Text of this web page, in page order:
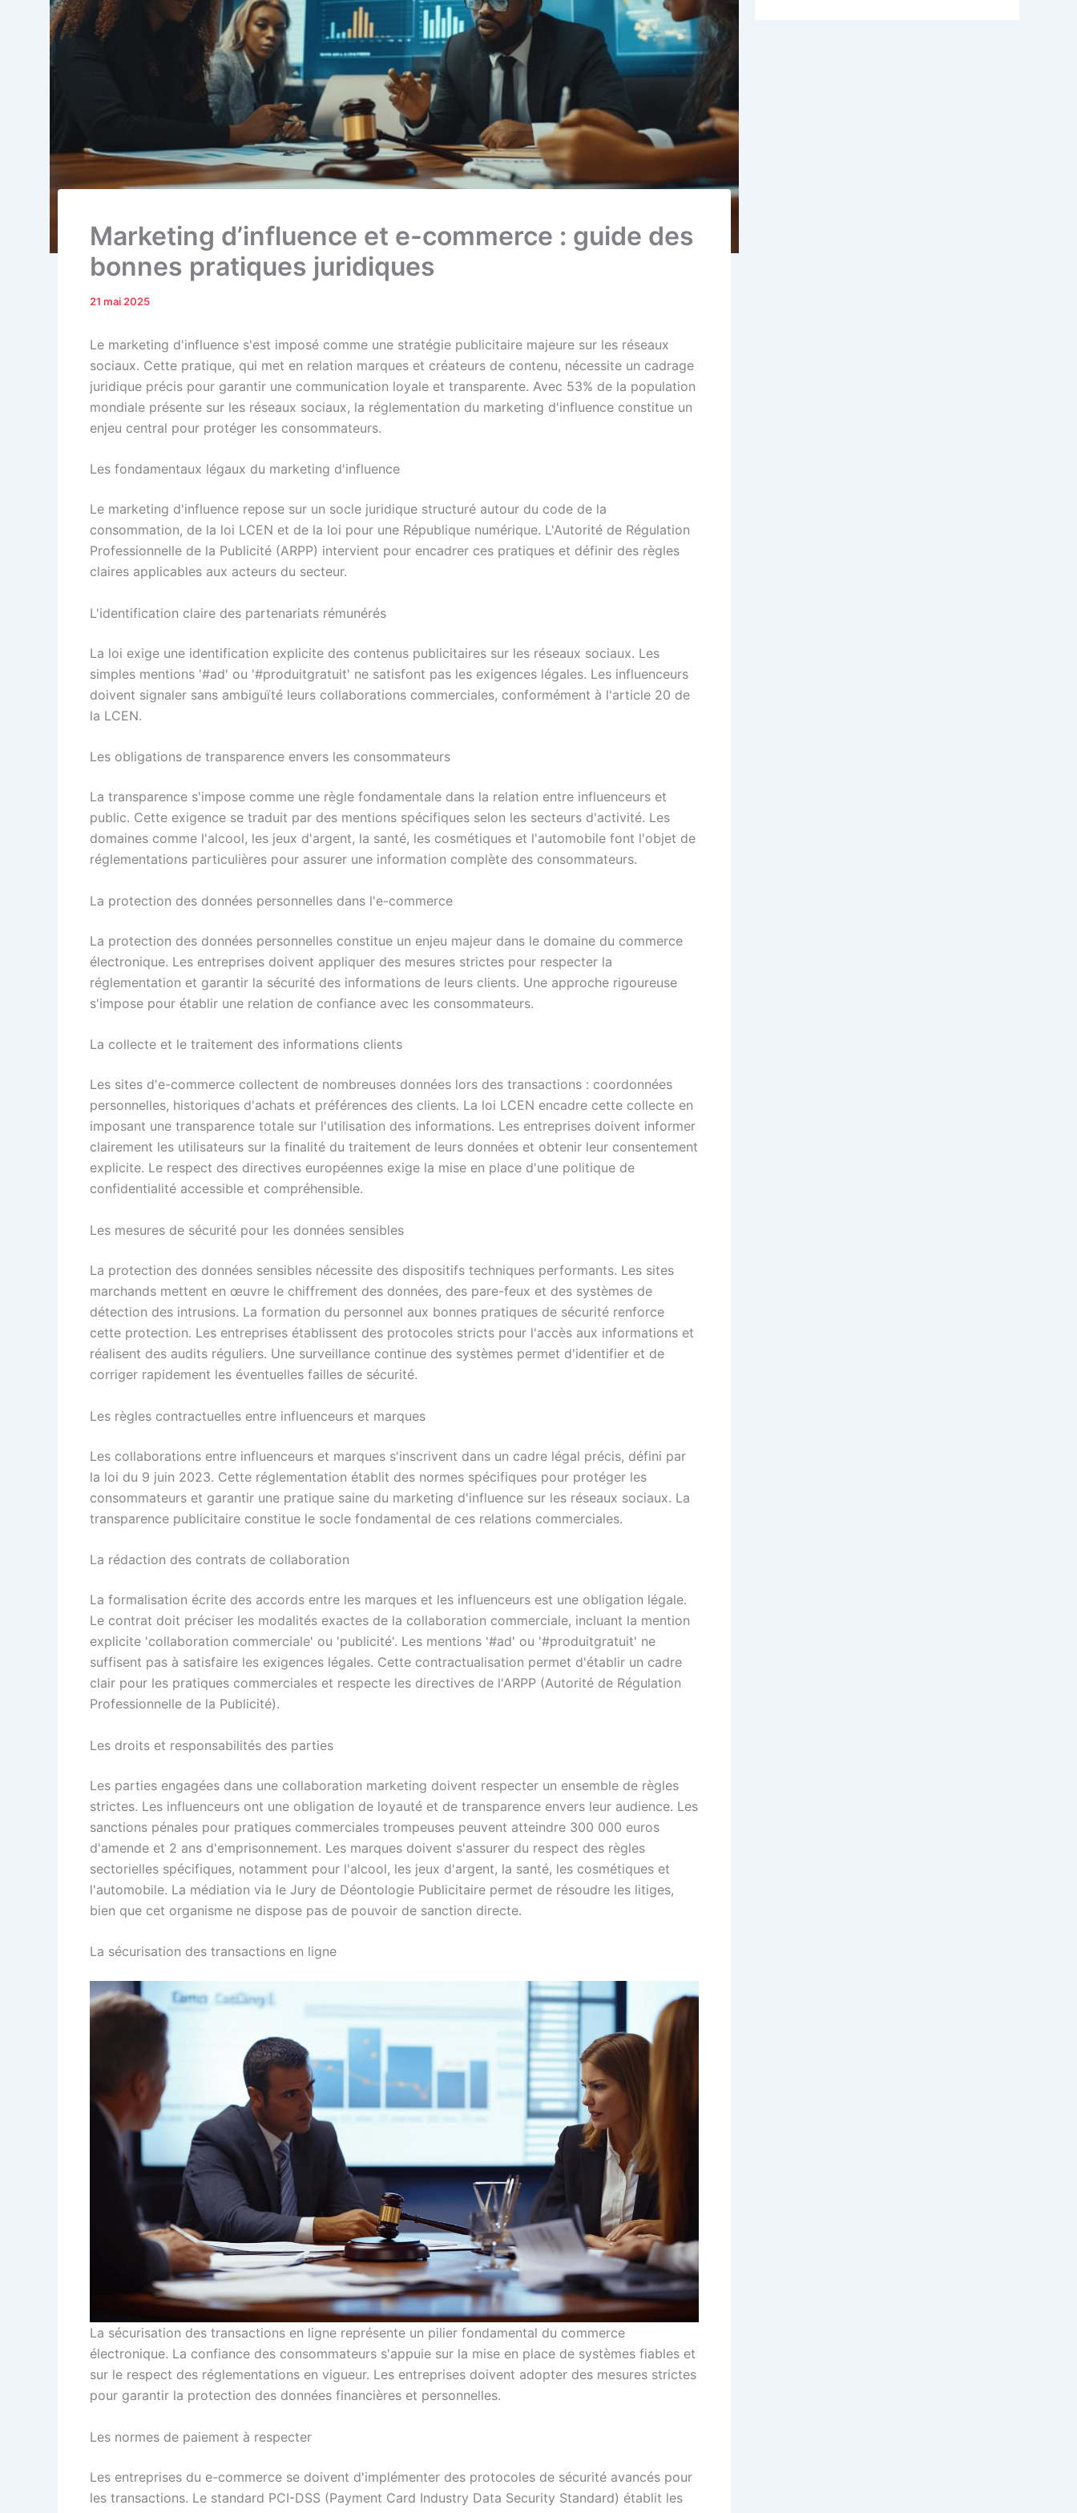
Marketing d’influence et e-commerce : guide des
bonnes pratiques juridiques
21 mai 2025
Le marketing d'influence s'est imposé comme une stratégie publicitaire majeure sur les réseaux
sociaux. Cette pratique, qui met en relation marques et créateurs de contenu, nécessite un cadrage
juridique précis pour garantir une communication loyale et transparente. Avec 53% de la population
mondiale présente sur les réseaux sociaux, la réglementation du marketing d'influence constitue un
enjeu central pour protéger les consommateurs.
Les fondamentaux légaux du marketing d'influence
Le marketing d'influence repose sur un socle juridique structuré autour du code de la
consommation, de la loi LCEN et de la loi pour une République numérique. L'Autorité de Régulation
Professionnelle de la Publicité (ARPP) intervient pour encadrer ces pratiques et définir des règles
claires applicables aux acteurs du secteur.
L'identification claire des partenariats rémunérés
La loi exige une identification explicite des contenus publicitaires sur les réseaux sociaux. Les
simples mentions '#ad' ou '#produitgratuit' ne satisfont pas les exigences légales. Les influenceurs
doivent signaler sans ambiguïté leurs collaborations commerciales, conformément à l'article 20 de
la LCEN.
Les obligations de transparence envers les consommateurs
La transparence s'impose comme une règle fondamentale dans la relation entre influenceurs et
public. Cette exigence se traduit par des mentions spécifiques selon les secteurs d'activité. Les
domaines comme l'alcool, les jeux d'argent, la santé, les cosmétiques et l'automobile font l'objet de
réglementations particulières pour assurer une information complète des consommateurs.
La protection des données personnelles dans l'e-commerce
La protection des données personnelles constitue un enjeu majeur dans le domaine du commerce
électronique. Les entreprises doivent appliquer des mesures strictes pour respecter la
réglementation et garantir la sécurité des informations de leurs clients. Une approche rigoureuse
s'impose pour établir une relation de confiance avec les consommateurs.
La collecte et le traitement des informations clients
Les sites d'e-commerce collectent de nombreuses données lors des transactions : coordonnées
personnelles, historiques d'achats et préférences des clients. La loi LCEN encadre cette collecte en
imposant une transparence totale sur l'utilisation des informations. Les entreprises doivent informer
clairement les utilisateurs sur la finalité du traitement de leurs données et obtenir leur consentement
explicite. Le respect des directives européennes exige la mise en place d'une politique de
confidentialité accessible et compréhensible.
Les mesures de sécurité pour les données sensibles
La protection des données sensibles nécessite des dispositifs techniques performants. Les sites
marchands mettent en œuvre le chiffrement des données, des pare-feux et des systèmes de
détection des intrusions. La formation du personnel aux bonnes pratiques de sécurité renforce
cette protection. Les entreprises établissent des protocoles stricts pour l'accès aux informations et
réalisent des audits réguliers. Une surveillance continue des systèmes permet d'identifier et de
corriger rapidement les éventuelles failles de sécurité.
Les règles contractuelles entre influenceurs et marques
Les collaborations entre influenceurs et marques s'inscrivent dans un cadre légal précis, défini par
la loi du 9 juin 2023. Cette réglementation établit des normes spécifiques pour protéger les
consommateurs et garantir une pratique saine du marketing d'influence sur les réseaux sociaux. La
transparence publicitaire constitue le socle fondamental de ces relations commerciales.
La rédaction des contrats de collaboration
La formalisation écrite des accords entre les marques et les influenceurs est une obligation légale.
Le contrat doit préciser les modalités exactes de la collaboration commerciale, incluant la mention
explicite 'collaboration commerciale' ou 'publicité'. Les mentions '#ad' ou '#produitgratuit' ne
suffisent pas à satisfaire les exigences légales. Cette contractualisation permet d'établir un cadre
clair pour les pratiques commerciales et respecte les directives de l'ARPP (Autorité de Régulation
Professionnelle de la Publicité).
Les droits et responsabilités des parties
Les parties engagées dans une collaboration marketing doivent respecter un ensemble de règles
strictes. Les influenceurs ont une obligation de loyauté et de transparence envers leur audience. Les
sanctions pénales pour pratiques commerciales trompeuses peuvent atteindre 300 000 euros
d'amende et 2 ans d'emprisonnement. Les marques doivent s'assurer du respect des règles
sectorielles spécifiques, notamment pour l'alcool, les jeux d'argent, la santé, les cosmétiques et
l'automobile. La médiation via le Jury de Déontologie Publicitaire permet de résoudre les litiges,
bien que cet organisme ne dispose pas de pouvoir de sanction directe.
La sécurisation des transactions en ligne
La sécurisation des transactions en ligne représente un pilier fondamental du commerce
électronique. La confiance des consommateurs s'appuie sur la mise en place de systèmes fiables et
sur le respect des réglementations en vigueur. Les entreprises doivent adopter des mesures strictes
pour garantir la protection des données financières et personnelles.
Les normes de paiement à respecter
Les entreprises du e-commerce se doivent d'implémenter des protocoles de sécurité avancés pour
les transactions. Le standard PCI-DSS (Payment Card Industry Data Security Standard) établit les